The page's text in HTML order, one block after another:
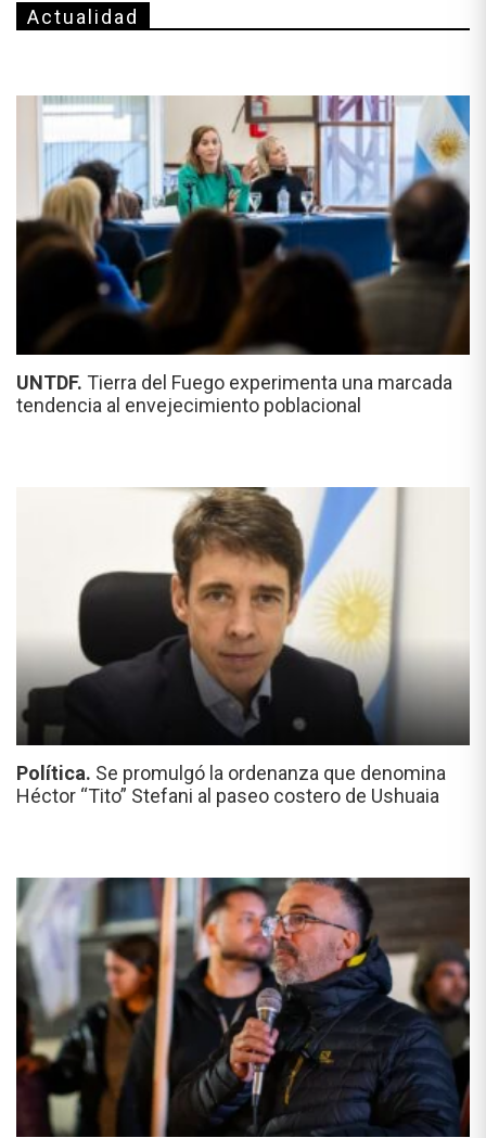
Actualidad
UNTDF. Tierra del Fuego experimenta una marcada
tendencia al envejecimiento poblacional
Política. Se promulgó la ordenanza que denomina
Héctor “Tito” Stefani al paseo costero de Ushuaia